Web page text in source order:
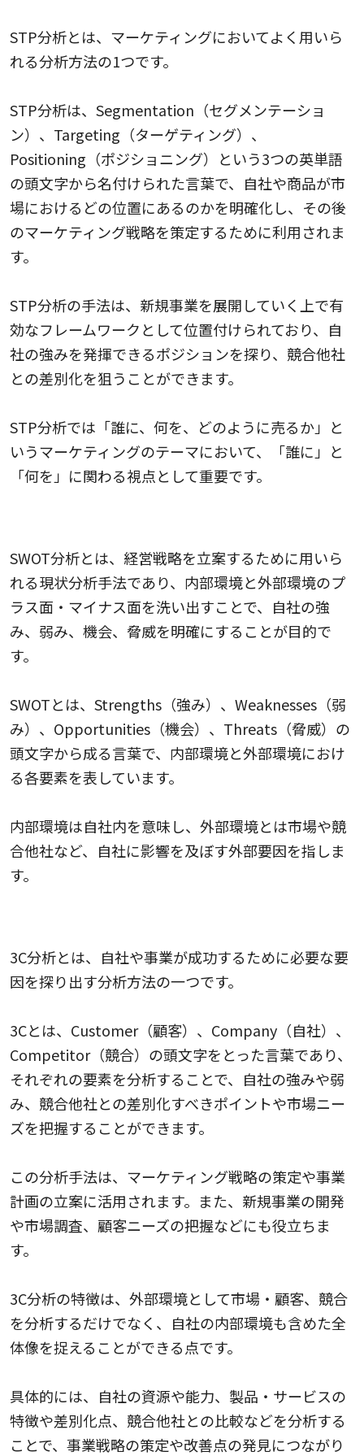
STP分析とは、マーケティングにおいてよく用いら
れる分析方法の1つです。
STP分析は、Segmentation（セグメンテーショ
ン）、Targeting（ターゲティング）、
Positioning（ポジショニング）という3つの英単語
の頭文字から名付けられた言葉で、自社や商品が市
場におけるどの位置にあるのかを明確化し、その後
のマーケティング戦略を策定するために利用されま
す。
STP分析の手法は、新規事業を展開していく上で有
効なフレームワークとして位置付けられており、自
社の強みを発揮できるポジションを探り、競合他社
との差別化を狙うことができます。
STP分析では「誰に、何を、どのように売るか」と
いうマーケティングのテーマにおいて、「誰に」と
「何を」に関わる視点として重要です。
SWOT分析とは、経営戦略を立案するために用いら
れる現状分析手法であり、内部環境と外部環境のプ
ラス面・マイナス面を洗い出すことで、自社の強
み、弱み、機会、脅威を明確にすることが目的で
す。
SWOTとは、Strengths（強み）、Weaknesses（弱
み）、Opportunities（機会）、Threats（脅威）の
頭文字から成る言葉で、内部環境と外部環境におけ
る各要素を表しています。
内部環境は自社内を意味し、外部環境とは市場や競
合他社など、自社に影響を及ぼす外部要因を指しま
す。
3C分析とは、自社や事業が成功するために必要な要
因を探り出す分析方法の一つです。
3Cとは、Customer（顧客）、Company（自社）、
Competitor（競合）の頭文字をとった言葉であり、
それぞれの要素を分析することで、自社の強みや弱
み、競合他社との差別化すべきポイントや市場ニー
ズを把握することができます。
この分析手法は、マーケティング戦略の策定や事業
計画の立案に活用されます。また、新規事業の開発
や市場調査、顧客ニーズの把握などにも役立ちま
す。
3C分析の特徴は、外部環境として市場・顧客、競合
を分析するだけでなく、自社の内部環境も含めた全
体像を捉えることができる点です。
具体的には、自社の資源や能力、製品・サービスの
特徴や差別化点、競合他社との比較などを分析する
ことで、事業戦略の策定や改善点の発見につながり